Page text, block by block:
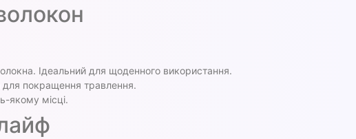
Ідеальний для щоденного використання.
для покращення травлення.
якому місці.